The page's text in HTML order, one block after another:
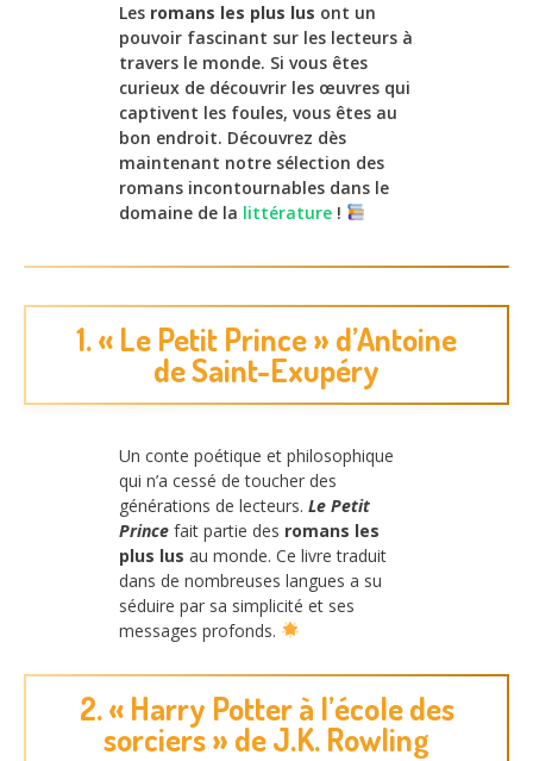
Les romans les plus lus ont un
pouvoir fascinant sur les lecteurs à
travers le monde. Si vous êtes
curieux de découvrir les œuvres qui
captivent les foules, vous êtes au
bon endroit. Découvrez dès
maintenant notre sélection des
romans incontournables dans le
domaine de la littérature !
1. « Le Petit Prince » d’Antoine
de Saint-Exupéry
Un conte poétique et philosophique
qui n’a cessé de toucher des
générations de lecteurs. Le Petit
Prince fait partie des romans les
plus lus au monde. Ce livre traduit
dans de nombreuses langues a su
séduire par sa simplicité et ses
messages profonds.
2. « Harry Potter à l’école des
sorciers » de J.K. Rowling